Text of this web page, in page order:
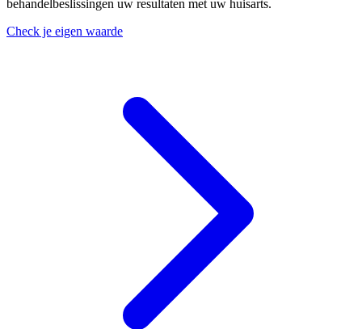
behandelbeslissingen uw resultaten met uw huisarts.
Check je eigen waarde